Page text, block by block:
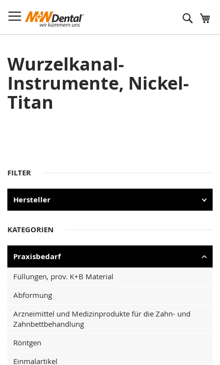
Suche
Wurzelkanal-
Instrumente, Nickel-
Titan
FILTER
Hersteller
KATEGORIEN
Praxisbedarf
Füllungen, prov. K+B Material
Abformung
Arzneimittel und Medizinprodukte für die Zahn- und
Zahnbettbehandlung
Röntgen
Einmalartikel